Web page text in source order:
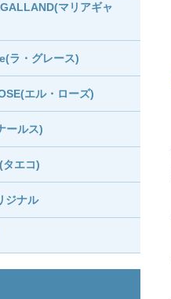
マリアギャ
ラ・グレース)
エル・ローズ)
ールス)
エコ)
ジナル